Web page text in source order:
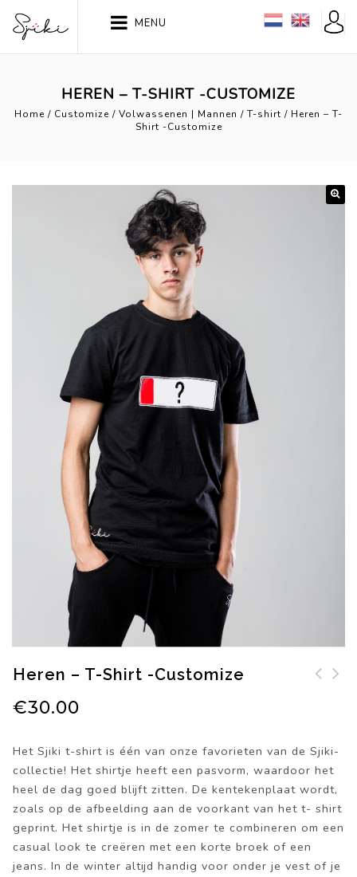
MENU
HEREN – T-SHIRT -CUSTOMIZE
Home / Customize / Volwassenen | Mannen / T-shirt / Heren – T-
Shirt -Customize
Heren – T-Shirt -Customize
€30.00
Het Sjiki t-shirt is één van onze favorieten van de Sjiki-
collectie! Het shirtje heeft een pasvorm, waardoor het
heel de dag goed blijft zitten. De kentekenplaat wordt,
zoals op de afbeelding aan de voorkant van het t- shirt
geprint. Het shirtje is in de zomer te combineren om een
casual look te creëren met een korte broek of een
jeans. In de winter altijd handig voor onder je vest of je